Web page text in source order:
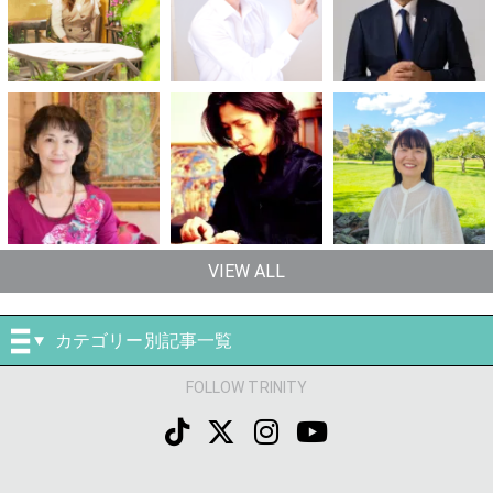
VIEW ALL
カテゴリー別記事一覧
FOLLOW TRINITY